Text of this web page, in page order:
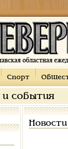
Спорт
события
Новости